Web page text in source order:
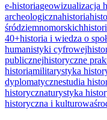
e-historiageowizualizacja
archeologicznahistoria
śródziemnomorskich
40+historia i wiedza o
humanistyki cyfrowej
publicznejhistoryczne
historiąmilitarystyka
dyplomatycznestudia
historycznaturystyka
historyczna i kulturowa